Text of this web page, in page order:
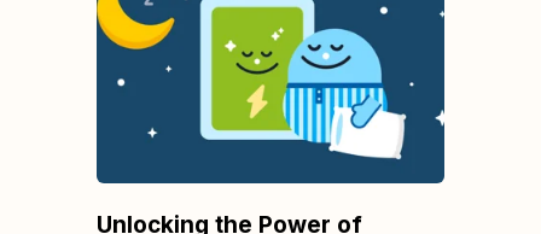
Unlocking the Power of